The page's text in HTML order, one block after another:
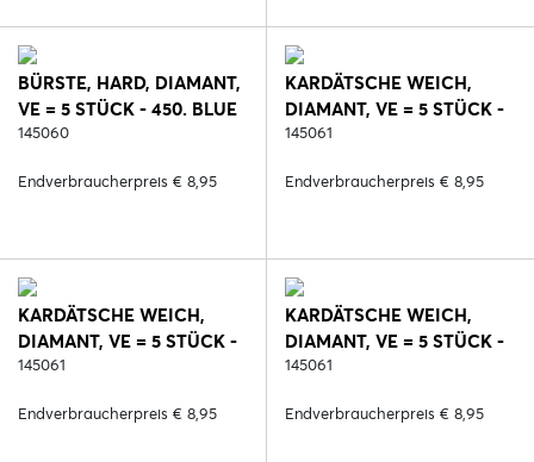
BÜRSTE, HARD, DIAMANT,
VE = 5 STÜCK - 450. BLUE
REEF
145060
Endverbraucherpreis € 8,95
KARDÄTSCHE WEICH,
DIAMANT, VE = 5 STÜCK -
287. SCHWARZ/ROSE
145061
Endverbraucherpreis € 8,95
KARDÄTSCHE WEICH,
DIAMANT, VE = 5 STÜCK -
417. DEEP RUBY
145061
Endverbraucherpreis € 8,95
KARDÄTSCHE WEICH,
DIAMANT, VE = 5 STÜCK -
450. BLUE REEF
145061
Endverbraucherpreis € 8,95